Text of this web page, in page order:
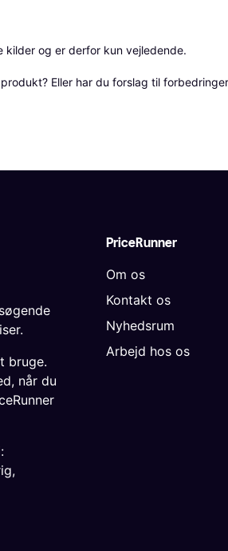
kilder og er derfor kun vejledende.
Eller har du forslag til
PriceRunner
Om os
Kontakt os
Nyhedsrum
Arbejd hos os
bruge.
når du
,